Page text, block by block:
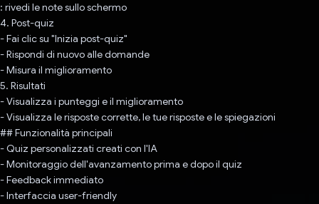
: rivedi le note sullo schermo
4. Post-quiz
- Fai clic su "Inizia post-quiz"
- Rispondi di nuovo alle domande
- Misura il miglioramento
5. Risultati
- Visualizza i punteggi e il miglioramento
- Visualizza le risposte corrette, le tue risposte e le spiegazioni
## Funzionalità principali
- Quiz personalizzati creati con l'IA
- Monitoraggio dell'avanzamento prima e dopo il quiz
- Feedback immediato
- Interfaccia user-friendly